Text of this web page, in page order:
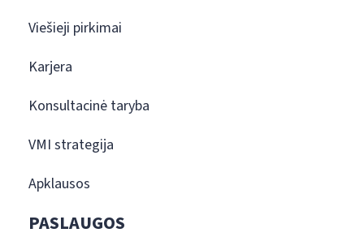
Viešieji pirkimai
Karjera
Konsultacinė taryba
VMI strategija
Apklausos
PASLAUGOS